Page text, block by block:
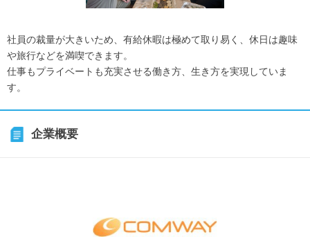
社員の裁量が大きいため、有給休暇は極めて取り易く、休日は趣味
や旅行などを満喫できます。
仕事もプライベートも充実させる働き方、生き方を実現していま
す。
企業概要